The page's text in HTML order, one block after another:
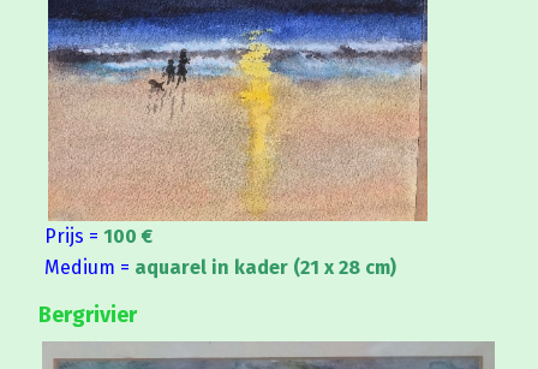
Prijs = 100 €
Medium = aquarel in kader (21 x 28 cm)
Bergrivier